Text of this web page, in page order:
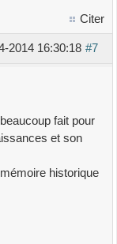
Citer
#7
2014 16:30:18
fait pour
et son
historique